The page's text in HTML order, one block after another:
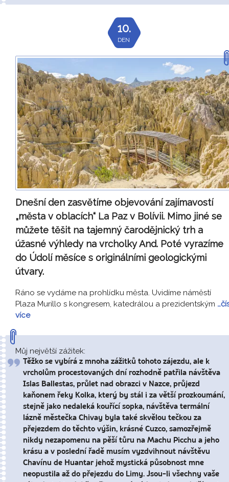
10.
DEN
Dnešní den zasvětíme objevování zajímavostí
„města v oblacích“ La Paz v Bolívii. Mimo jiné se
můžete těšit na tajemný čarodějnický trh a
úžasné výhledy na vrcholky And. Poté vyrazíme
do Údolí měsíce s originálními geologickými
útvary.
Ráno se vydáme na prohlídku města. Uvidíme náměstí
Plaza Murillo s kongresem, katedrálou a prezidentským
více
Můj největší zážitek:
Těžko se vybírá z mnoha zážitků tohoto zájezdu, ale k
vrcholům procestovaných dní rozhodně patřila návštěva
Islas Ballestas, průlet nad obrazci v Nazce, průjezd
kaňonem řeky Kolka, který by stál i za větší prozkoumání,
stejně jako nedaleká kouřící sopka, návštěva termální
lázně městečka Chivay byla také skvělou tečkou za
přejezdem do těchto výšin, krásné Cuzco, samozřejmě
nikdy nezapomenu na pěší tůru na Machu Picchu a jeho
krásu a v poslední řadě musím vyzdvihnout návštěvu
Chavínu de Huantar jehož mystická působnost mne
neopustila až do přejezdu do Limy. Jsou-li všechny vaše